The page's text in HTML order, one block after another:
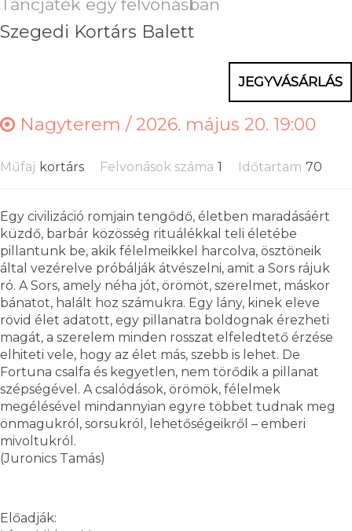
Táncjáték egy felvonásban
Szegedi Kortárs Balett
JEGYVÁSÁRLÁS
Nagyterem /2026. május 20. 19:00
Műfaj kortárs Felvonások száma 1 Időtartam 70
Egy civilizáció romjain tengődő, életben maradásáért
küzdő, barbár közösség rituálékkal teli életébe
pillantunk be, akik félelmeikkel harcolva, ösztöneik
által vezérelve próbálják átvészelni, amit a Sors rájuk
ró. A Sors, amely néha jót, örömöt, szerelmet, máskor
bánatot, halált hoz számukra. Egy lány, kinek eleve
rövid élet adatott, egy pillanatra boldognak érezheti
magát, a szerelem minden rosszat elfeledtető érzése
elhiteti vele, hogy az élet más, szebb is lehet. De
Fortuna csalfa és kegyetlen, nem törődik a pillanat
szépségével. A csalódások, örömök, félelmek
megélésével mindannyian egyre többet tudnak meg
önmagukról, sorsukról, lehetőségeikről – emberi
mivoltukról.
(Juronics Tamás)
Előadják: